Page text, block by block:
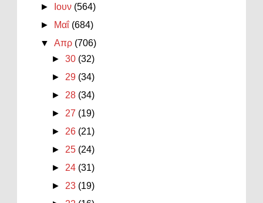
►
Ιουν (564)
►
Μαΐ (684)
▼Απρ (706)
►30 (32)
► 29 (34)
► 28 (34)
► 27 (19)
► 26 (21)
► 25 (24)
► 24 (31)
► 23 (19)